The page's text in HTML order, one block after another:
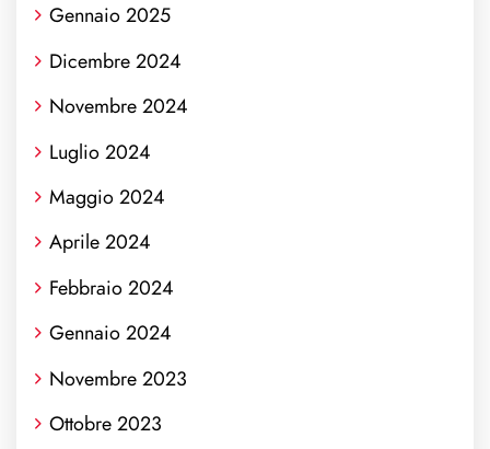
Gennaio 2025
Dicembre 2024
Novembre 2024
Luglio 2024
Maggio 2024
Aprile 2024
Febbraio 2024
Gennaio 2024
Novembre 2023
Ottobre 2023